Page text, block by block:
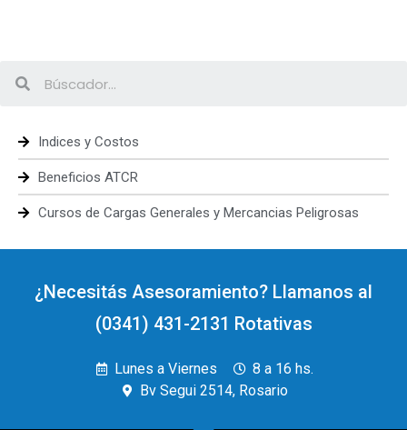
Indices y Costos
Beneficios ATCR
Cursos de Cargas Generales y Mercancias Peligrosas
¿Necesitás Asesoramiento? Llamanos al
(0341) 431-2131 Rotativas
Lunes a Viernes
8 a 16 hs.
Bv Segui 2514, Rosario